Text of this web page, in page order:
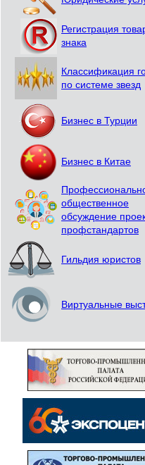
Регистрация
знака
Классификация
по системе звезд
Бизнес в Турции
Бизнес в Китае
общественное
обсуждение
профстандартов
Гильдия юристов
Виртуальные